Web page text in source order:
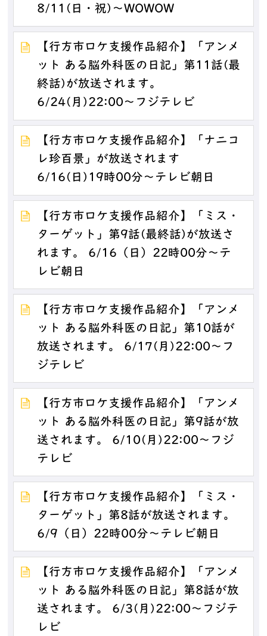
8/11(日・祝)～WOWOW
【行方市ロケ支援作品紹介】「アンメ
ット ある脳外科医の日記」第11話(最
終話)が放送されます。
6/24(月)22:00～フジテレビ
【行方市ロケ支援作品紹介】「ナニコ
レ珍百景」が放送されます
6/16(日)19時00分～テレビ朝日
【行方市ロケ支援作品紹介】「ミス・
ターゲット」第9話(最終話)が放送さ
れます。 6/16（日）22時00分～テ
レビ朝日
【行方市ロケ支援作品紹介】「アンメ
ット ある脳外科医の日記」第10話が
放送されます。 6/17(月)22:00～フ
ジテレビ
【行方市ロケ支援作品紹介】「アンメ
ット ある脳外科医の日記」第9話が放
送されます。 6/10(月)22:00～フジ
テレビ
【行方市ロケ支援作品紹介】「ミス・
ターゲット」第8話が放送されます。
6/9（日）22時00分～テレビ朝日
【行方市ロケ支援作品紹介】「アンメ
ット ある脳外科医の日記」第8話が放
送されます。 6/3(月)22:00～フジテ
レビ